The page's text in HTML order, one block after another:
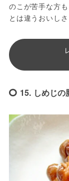
のこが苦手な方
とは違うおいし
15. しめじの